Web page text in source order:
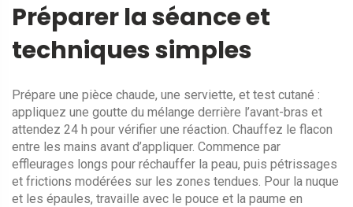
Préparer la séance et
techniques simples
Prépare une pièce chaude, une serviette, et test cutané :
appliquez une goutte du mélange derrière l’avant-bras et
attendez 24 h pour vérifier une réaction. Chauffez le flacon
entre les mains avant d’appliquer. Commence par
effleurages longs pour réchauffer la peau, puis pétrissages
et frictions modérées sur les zones tendues. Pour la nuque
et les épaules, travaille avec le pouce et la paume en